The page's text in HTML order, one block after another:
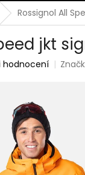
Rossignol All
jkt
hodnocení